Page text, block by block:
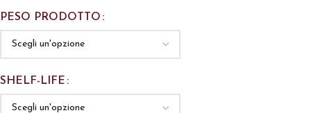
PESO PRODOTTO
SHELF-LIFE